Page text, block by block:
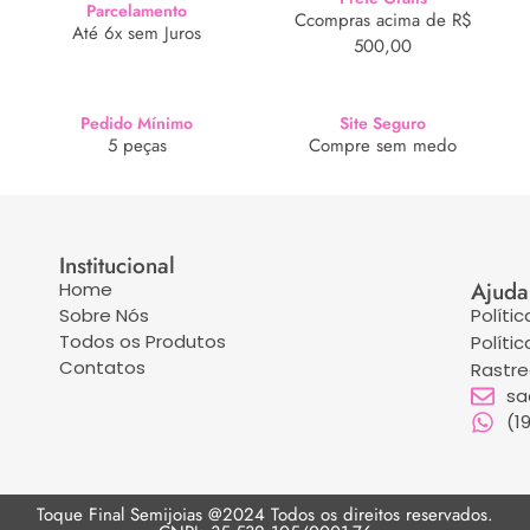
Parcelamento
Até 6x sem Juros
Ccompras acima de R$
500,00
Pedido Mínimo
5 peças
Site Seguro
Compre sem medo
Institucional
Home
Sobre Nós
Todos os Produtos
Contatos
Ajuda
Toque Final Semijoias @2024 Todos os direitos reservados.